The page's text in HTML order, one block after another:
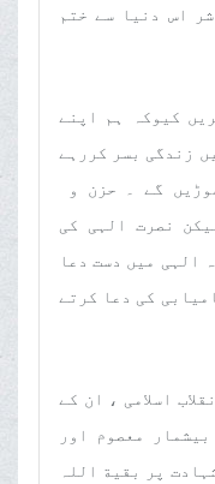
اس دنیا سے ختم
کیوکہ ہم اپنے
زندگی بسر کررہے
گے ۔ حزن و
نصرت الہی کی
الہی میں دست دعا
کی دعا کرتے
اسلامی ، ان کے
معصوم اور
پر بقیة اللہ